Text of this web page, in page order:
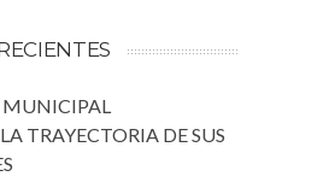
TRAYECTORIA DE SUS